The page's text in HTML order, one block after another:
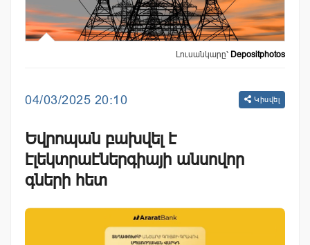
Լուսանկարը՝ Depositphotos
04/03/2025 20:10 Կիսվել
Եվրոպան բախվել է
էլեկտրաէներգիայի անսովոր
գների հետ